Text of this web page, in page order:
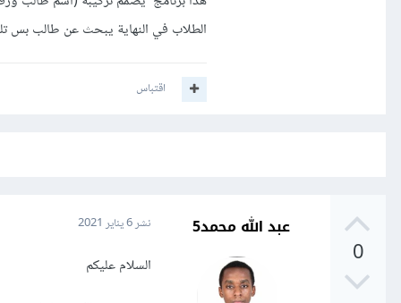
الطلاب في النهاية يبحث عن طالب بس
اقتباس
0
عبد الله محمد5 نشر6 يناير 2021
السلام عليكم